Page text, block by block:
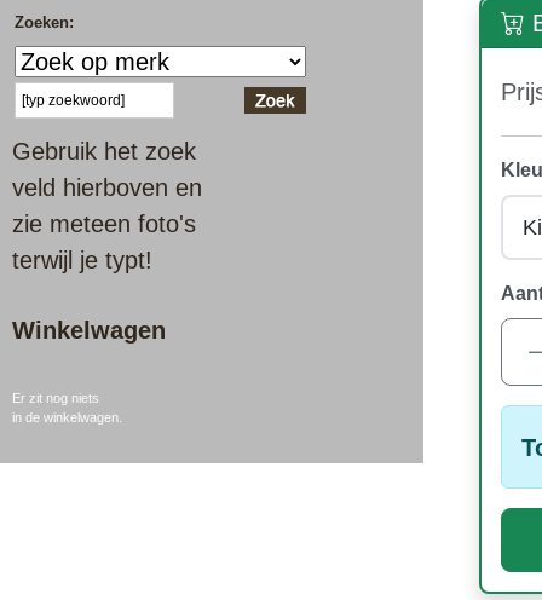
Zoeken:
Gebruik het zoek
veld hierboven en
zie meteen foto's
terwijl je typt!
Winkelwagen
Er zit nog niets
in de winkelwagen.